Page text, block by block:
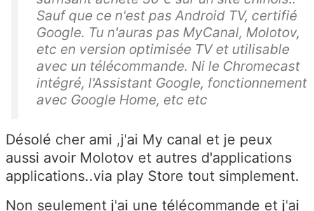
Sauf que ce n'est pas Android TV, certifié
Google. Tu n'auras pas MyCanal, Molotov,
etc en version optimisée TV et utilisable
avec un télécommande. Ni le Chromecast
intégré, l'Assistant Google, fonctionnement
avec Google Home, etc etc
Désolé cher ami ,j'ai My canal et je peux
aussi avoir Molotov et autres d'applications
applications..via play Store tout simplement.
Non seulement j'ai une télécommande et j'ai